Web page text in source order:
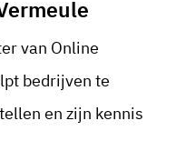
van Online
bedrijven te
en zijn kennis